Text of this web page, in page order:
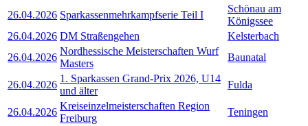
26.04.2026 Sparkassenmehrkampfserie Teil I
Schönau am
Königssee
26.04.2026 DM Straßengehen
Kelsterbach
26.04.2026
Nordhessische Meisterschaften Wurf
Masters
Baunatal
26.04.2026
1. Sparkassen Grand-Prix 2026, U14
und älter
Fulda
26.04.2026
Kreiseinzelmeisterschaften Region
Freiburg
Teningen